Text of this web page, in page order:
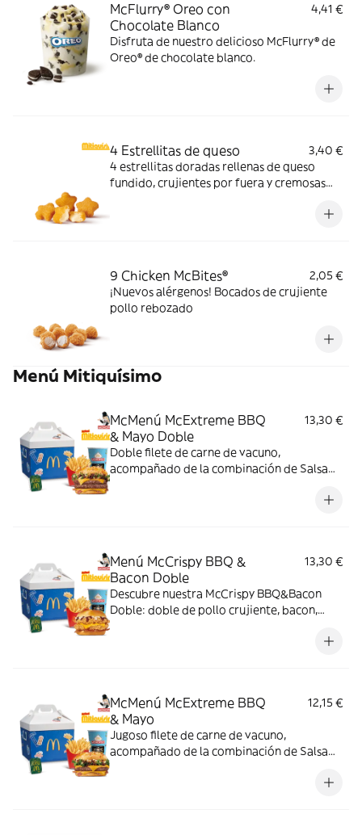
McFlurry® Oreo con
Chocolate Blanco
4,41 €
Disfruta de nuestro delicioso McFlurry® de
Oreo® de chocolate blanco.
4 Estrellitas de queso
3,40 €
4 estrellitas doradas rellenas de queso
fundido, crujientes por fuera y cremosas
9 Chicken McBites®
2,05 €
¡Nuevos alérgenos! Bocados de crujiente
pollo rebozado
Menú Mitiquísimo
McMenú McExtreme BBQ
& Mayo Doble
13,30 €
Doble filete de carne de vacuno,
acompañado de la combinación de Salsa
doble de cheddar, lechuga fresca y tiras de
Menú McCrispy BBQ &
Bacon Doble
13,30 €
Descubre nuestra McCrispy BBQ&Bacon
Doble: doble de pollo crujiente, bacon,
McMenú McExtreme BBQ
& Mayo
12,15 €
Jugoso filete de carne de vacuno,
acompañado de la combinación de Salsa
doble de cheddar, lechuga fresca y tiras de